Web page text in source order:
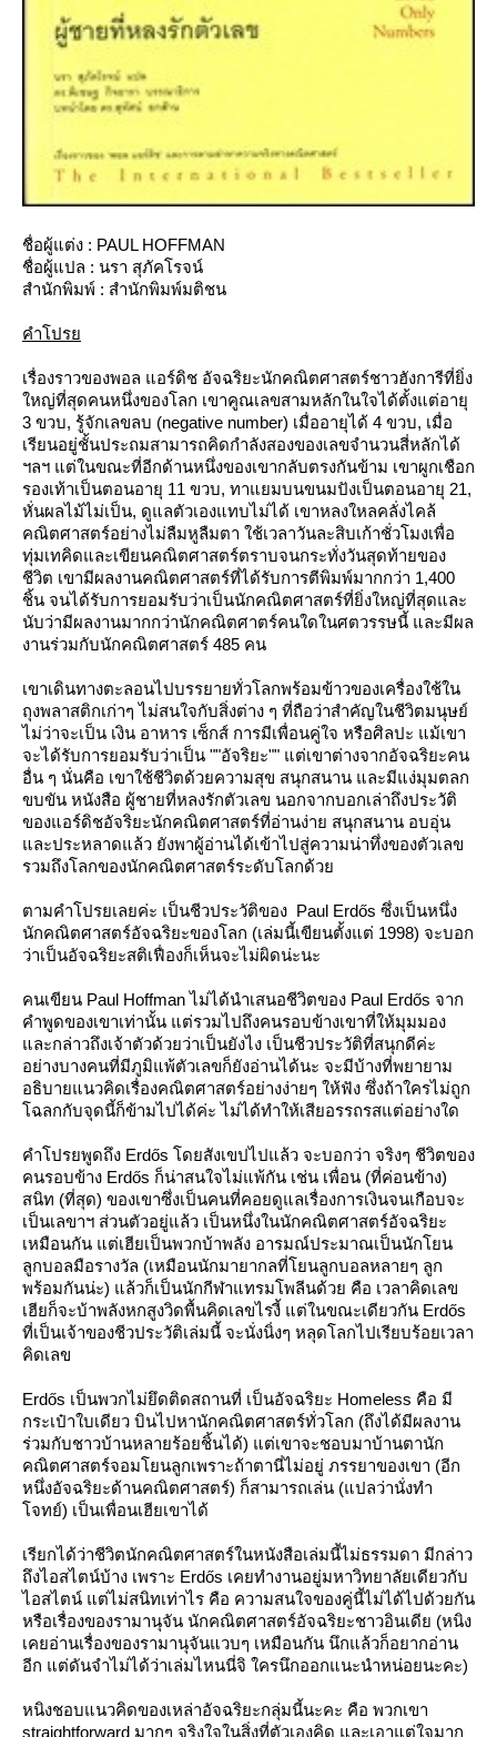
ชื่อผู้แต่ง : PAUL HOFFMAN
ชื่อผู้แปล : นรา สุภัคโรจน์
สำนักพิมพ์ : สำนักพิมพ์มติชน
คำโปร
เรื่องราวของพอล แอร์ดิช อัจฉริยะนักคณิตศาสตร์ชาวฮังการีที่ยิ่ง
หญ่ที่สุดคนหนึ่งของโลก เขาคูณเลขสามหลักในใจได้ตั้งแต่อายุ
3 ขวบ, รู้จักเลขลบ (negative number) เมื่ออายุได้ 4 ขวบ, เมื่อ
เรียนอยู่ชั้นประถมสามารถคิดกำลังสองของเลขจำนวนสี่หลักได้
ฯลฯ แต่ในขณะที่อีกด้านหนึ่งของเขากลับตรงกันข้าม เขาผูกเชือก
รองเท้าเป็นตอนอายุ 11 ขวบ, ทาแยมบนขนมปังเป็นตอนอายุ 21,
หั่นผลไม้ไม่เป็น, ดูแลตัวเองแทบไม่ได้ เขาหลงใหลคลั่งไคล้
คณิตศาสตร์อย่างไม่ลืมหูลืมตา ใช้เวลาวันละสิบเก้าชั่วโมงเพื่อ
ทุ่มเทคิดและเขียนคณิตศาสตร์ตราบจนกระทั่งวันสุดท้ายของ
ชีวิต เขามีผลงานคณิตศาสตร์ที่ได้รับการตีพิมพ์มากกว่า 1,400
ชิ้น จนได้รับการยอมรับว่าเป็นนักคณิตศาสตร์ที่ยิ่งใหญ่ที่สุดและ
นับว่ามีผลงานมากกว่านักคณิตศาตร์คนใดในศตวรรษนี้ และมีผล
งานร่วมกับนักคณิตศาสตร์ 485 คน
เขาเดินทางตะลอนไปบรรยายทั่วโลกพร้อมข้าวของเครื่องใช้ใน
ถุงพลาสติกเก่าๆ ไม่สนใจกับสิ่งต่าง ๆ ที่ถือว่าสำคัญในชีวิตมนุษย์
ไม่ว่าจะเป็น เงิน อาหาร เซ็กส์ การมีเพื่อนคู่ใจ หรือศิลปะ แม้เขา
จะได้รับการยอมรับว่าเป็น ""อัจริยะ"" แต่เขาต่างจากอัจฉริยะคน
อื่น ๆ นั่นคือ เขาใช้ชีวิตด้วยความสุข สนุกสนาน และมีแง่มุมตลก
ขบขัน หนังสือ ผู้ชายที่หลงรักตัวเลข นอกจากบอกเล่าถึงประวัติ
ของแอร์ดิชอัจริยะนักคณิตศาสตร์ที่อ่านง่าย สนุกสนาน อบอุ่น
ละประหลาดแล้ว ยังพาผู้อ่านได้เข้าไปสู่ความน่าทึ่งของตัวเลข
รวมถึงโลกของนักคณิตศาสตร์ระดับโลกด้ว
ตามคำโปรยเลยค่ะ เป็นชีวประวัติของ Paul Erdős ซึ่งเป็นหนึ่ง
นักคณิตศาสตร์อัจฉริยะของโลก (เล่มนี้เขียนตั้งแต่ 1998) จะบอก
ว่าเป็นอัจฉริยะสติเฟื่องก็เห็นจะไม่ผิดน่ะนะ
คนเขียน Paul Hoffman ไม่ได้นำเสนอชีวิตของ Paul Erdős จาก
คำพูดของเขาเท่านั้น แต่รวมไปถึงคนรอบข้างเขาที่ให้มุมมอง
ละกล่าวถึงเจ้าตัวด้วยว่าเป็นยังไง เป็นชีวประวัติที่สนุกดีค่ะ
อย่างบางคนที่มีภูมิแพ้ตัวเลขก็ยังอ่านได้นะ จะมีบ้างที่พยายาม
อธิบายแนวคิดเรื่องคณิตศาสตร์อย่างง่ายๆ ให้ฟัง ซึ่งถ้าใครไม่ถูก
ฉลกกับจุดนี้ก็ข้ามไปได้ค่ะ ไม่ได้ทำให้เสียอรรถรสแต่อย่างใด
คำโปรยพูดถึง Erdős โดยสังเขปไปแล้ว จะบอกว่า จริงๆ ชีวิตของ
คนรอบข้าง Erdős ก็น่าสนใจไม่แพ้กัน เช่น เพื่อน (ที่ค่อนข้าง)
สนิท (ที่สุด) ของเขาซึ่งเป็นคนที่คอยดูแลเรื่องการเงินจนเกือบจะ
เป็นเลขาฯ ส่วนตัวอยู่แล้ว เป็นหนึ่งในนักคณิตศาสตร์อัจฉริยะ
เหมือนกัน แต่เฮียเป็นพวกบ้าพลัง อารมณ์ประมาณเป็นนักโยน
ลูกบอลมือรางวัล (เหมือนนักมายากลที่โยนลูกบอลหลายๆ ลูก
พร้อมกันน่ะ) แล้วก็เป็นนักกีฬาแทรมโพลีนด้วย คือ เวลาคิดเลข
เฮียก็จะบ้าพลังหกสูงวิดพื้นคิดเลขไรงี้ แต่ในขณะเดียวกัน Erdős
ที่เป็นเจ้าของชีวประวัติเล่มนี้ จะนั่งนิ่งๆ หลุดโลกไปเรียบร้อยเวลา
คิดเลข
Erdős เป็นพวกไม่ยึดติดสถานที่ เป็นอัจฉริยะ Homeless คือ มี
กระเป๋าใบเดียว บินไปหานักคณิตศาสตร์ทั่วโลก (ถึงได้มีผลงาน
ร่วมกับชาวบ้านหลายร้อยชิ้นได้) แต่เขาจะชอบมาบ้านตานัก
คณิตศาสตร์จอมโยนลูกเพราะถ้าตานี่ไม่อยู่ ภรรยาของเขา (อีก
หนึ่งอัจฉริยะด้านคณิตศาสตร์) ก็สามารถเล่น (แปลว่านั่งทำ
จทย์) เป็นเพื่อนเฮียเขาได้
เรียกได้ว่าชีวิตนักคณิตศาสตร์ในหนังสือเล่มนี้ไม่ธรรมดา มีกล่าว
ถึงไอสไตน์บ้าง เพราะ Erdős เคยทำงานอยู่มหาวิทยาลัยเดียวกับ
ไอสไตน์ แต่ไม่สนิทเท่าไร คือ ความสนใจของคู่นี้ไม่ได้ไปด้วยกัน
หรือเรื่องของรามานุจัน นักคณิตศาสตร์อัจฉริยะชาวอินเดีย (หนิง
เคยอ่านเรื่องของรามานุจันแวบๆ เหมือนกัน นึกแล้วก็อยากอ่าน
อีก แต่ดันจำไม่ได้ว่าเล่มไหนนี่จิ ใครนึกออกแนะนำหน่อยนะคะ)
หนิงชอบแนวคิดของเหล่าอัจฉริยะกลุ่มนี้นะคะ คือ พวกเขา
straightforward มากๆ จริงใจในสิ่งที่ตัวเองคิด และเอาแต่ใจมาก